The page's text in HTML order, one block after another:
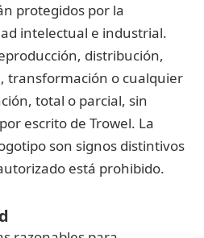
protegidos por la
intelectual e industrial.
distribución,
transformación o cualquier
total o parcial, sin
escrito de Trowel. La
son signos distintivos
está prohibido.